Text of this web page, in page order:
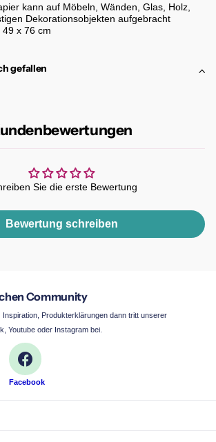
kann auf Möbeln, Wänden, Glas, Holz,
Dekorationsobjekten aufgebracht
x 76 cm
gefallen
Sie die erste Bewertung
Bewertung schreiben
Community
Produkterklärungen dann tritt unserer
Youtube oder Instagram bei.
Facebook